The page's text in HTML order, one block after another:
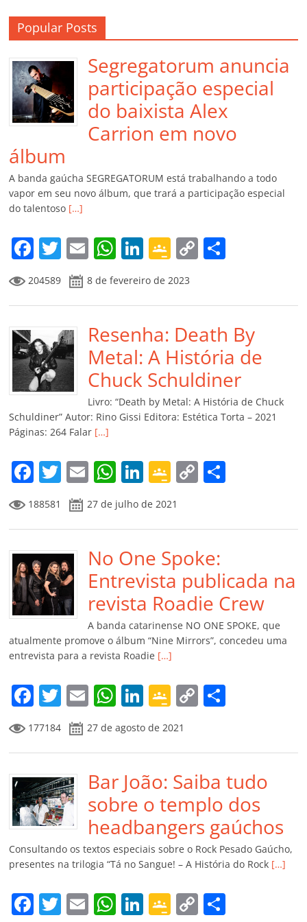
Popular Posts
Segregatorum anuncia
participação especial
do baixista Alex
Carrion em novo
álbum
A banda gaúcha SEGREGATORUM está trabalhando a todo
vapor em seu novo álbum, que trará a participação especial
do talentoso […]
F
a
c
e
b
o
o
k
T
w
itt
er
E
m
ai
l
W
at
s
A
p
p
Li
k
e
dI
n
G
o
o
gl
e
Cl
a
ss
ro
m
C
y
Li
n
k
p
ar
til
h
ar
204589 8 de fevereiro de 2023
Resenha: Death By
Metal: A História de
Chuck Schuldiner
Livro: “Death by Metal: A História de Chuck
Schuldiner” Autor: Rino Gissi Editora: Estética Torta – 2021
Páginas: 264 Falar […]
F
a
c
e
b
o
o
k
T
w
itt
er
E
m
ai
l
W
h
at
s
A
p
p
Li
n
k
e
dI
n
G
o
o
gl
e
Cl
a
ss
ro
o
m
C
y
Li
n
k
p
til
h
ar
188581 27 de julho de 2021
No One Spoke:
Entrevista publicada na
revista Roadie Crew
A banda catarinense NO ONE SPOKE, que
atualmente promove o álbum “Nine Mirrors”, concedeu uma
entrevista para a revista Roadie […]
F
a
c
e
b
o
o
k
T
w
itt
er
E
m
ai
l
W
at
s
A
p
p
Li
n
k
e
dI
n
G
o
o
gl
e
Cl
a
ss
ro
o
m
C
y
Li
n
k
p
ar
til
h
ar
177184 27 de agosto de 2021
Bar João: Saiba tudo
sobre o templo dos
headbangers gaúchos
Consultando os textos especiais sobre o Rock Pesado Gaúcho,
presentes na trilogia “Tá no Sangue! – A História do Rock […]
F T E W Li G C